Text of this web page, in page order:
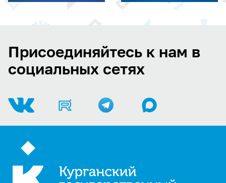
Присоединяйтесь к нам в
социальных сетях